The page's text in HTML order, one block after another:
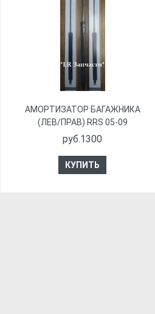
АМОРТИЗАТОР БАГАЖНИКА
(ЛЕВ/ПРАВ) RRS 05-09
руб.1300
КУПИТЬ